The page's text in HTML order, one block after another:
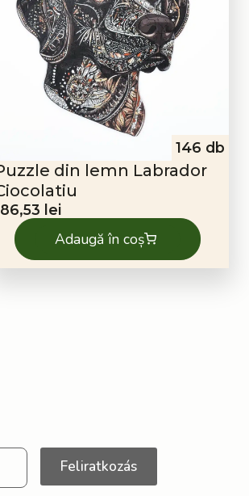
146 db
din lemn Labrador
lei
Adaugă în coș
Feliratkozás